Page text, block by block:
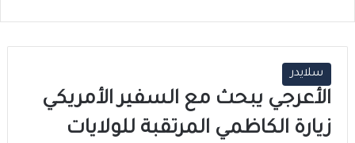
سلايدر
الأعرجي يبحث مع السفير الأمريكي
زيارة الكاظمي المرتقبة للولايات